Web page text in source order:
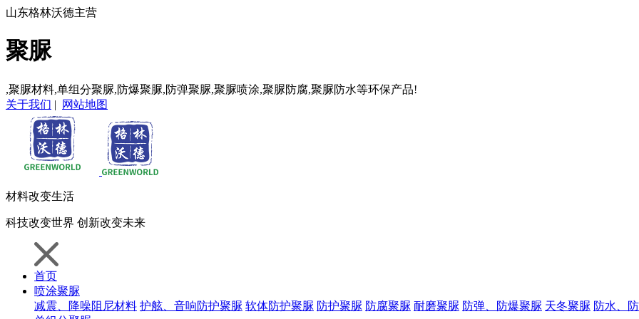
山东格林沃德主营
聚脲
,聚脲材料,单组分聚脲,防爆聚脲,防弹聚脲,聚脲喷涂,聚脲防腐,聚脲防水等环保产品!
关于我们 | 网站地图
材料改变生活
科技改变世界 创新改变未来
首页
喷涂聚脲
减震、降噪阻尼材料 护舷、音响防护聚脲 软体防护聚脲 防护聚脲 防腐聚脲 耐磨聚脲 防弹、防爆聚脲 天冬聚脲 防水、